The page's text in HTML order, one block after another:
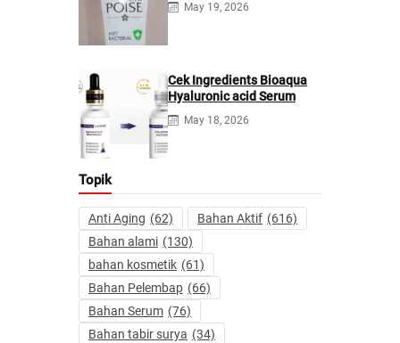
May 19, 2026
Cek Ingredients Bioaqua
Hyaluronic acid Serum
May 18, 2026
Topik
Anti Aging (62) Bahan Aktif (616)
Bahan alami (130)
bahan kosmetik (61)
Bahan Pelembap (66)
Bahan Serum (76)
Bahan tabir surya (34)